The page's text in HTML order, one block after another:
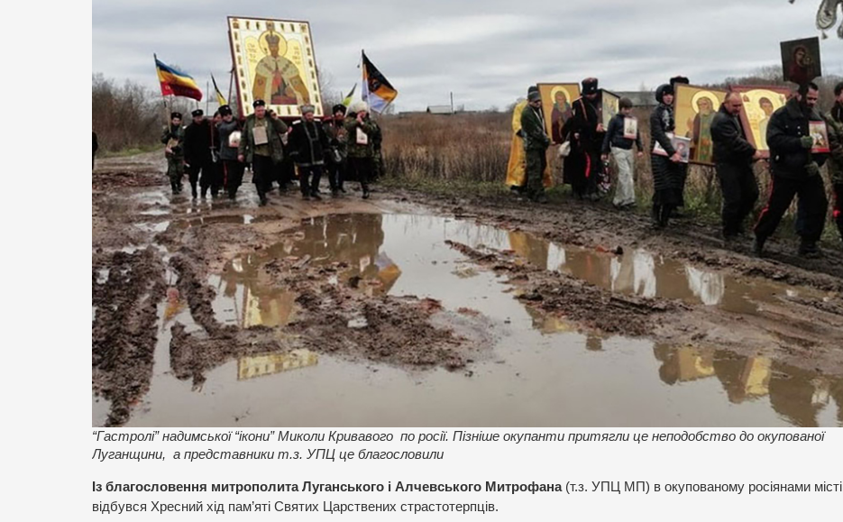
“Гастролі” надимської “ікони” Миколи Кривавого по росії. Пізніше окупанти притягли це неподобство до окупованої
Луганщини, а представники т.з. УПЦ це благословили
Із благословення митрополита Луганського і Алчевського Митрофана(т.з. УПЦ МП) в окупованому росіянами місті
відбувся Хресний хід пам’яті Святих Царствених страстотерпців.